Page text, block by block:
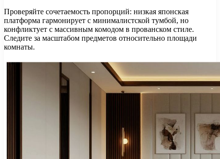
Проверяйте сочетаемость пропорций: низкая японская
платформа гармонирует с минималистской тумбой, но
конфликтует с массивным комодом в прованском стиле.
Следите за масштабом предметов относительно площади
комнаты.